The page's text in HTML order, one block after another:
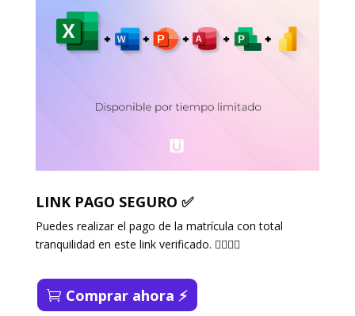
LINK PAGO SEGURO ✅
Puedes realizar el pago de la matrícula con total
tranquilidad en este link verificado. 👇🏻👇🏻
Comprar ahora ⚡️